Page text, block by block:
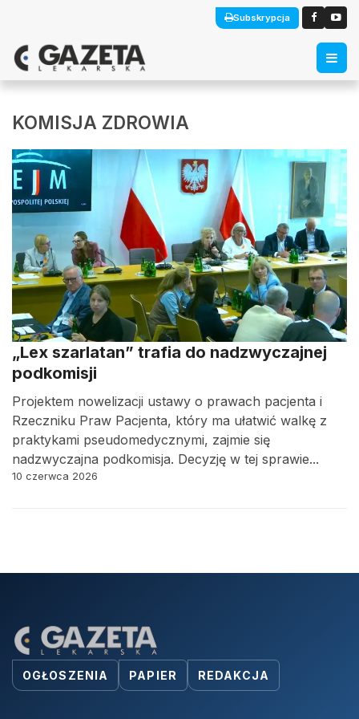
Subskrypcja
KOMISJA ZDROWIA
„Lex szarlatan” trafia do nadzwyczajnej
podkomisji
Projektem nowelizacji ustawy o prawach pacjenta i
Rzeczniku Praw Pacjenta, który ma ułatwić walkę z
praktykami pseudomedycznymi, zajmie się
nadzwyczajna podkomisja. Decyzję w tej sprawie...
10 czerwca 2026
OGŁOSZENIA PAPIER REDAKCJA